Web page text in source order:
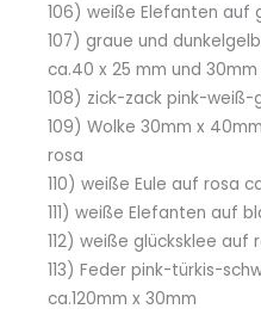
106) weiße Elefanten auf
107) graue und
ca.40 x 25 mm und
108) zick-zack pink-weiß-
109) Wolke 30mm x
rosa
110) weiße Eule auf rosa
111) weiße Elefanten auf
112) weiße glücksklee auf
113) Feder pink-türkis-
ca.120mm x 30mm